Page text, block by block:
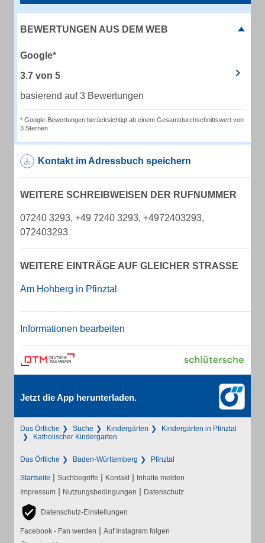
BEWERTUNGEN AUS DEM WEB
Google*
3.7 von 5
basierend auf 3 Bewertungen
* Google-Bewertungen berücksichtigt ab einem Gesamtdurchschnittswert von
3 Sternen
Kontakt im Adressbuch speichern
WEITERE SCHREIBWEISEN DER RUFNUMMER
07240 3293, +49 7240 3293, +4972403293,
072403293
WEITERE EINTRÄGE AUF GLEICHER STRASSE
Am Hohberg in Pfinztal
Informationen bearbeiten
Jetzt die App herunterladen.
Das Örtliche Suche Kindergärten
Kindergärten in Pfinztal
Katholischer Kindergarten
Das Örtliche Baden-Württemberg Pfinztal
Startseite | Suchbegriffe | Kontakt | Inhalte melden
Impressum | Nutzungsbedingungen | Datenschutz
Datenschutz-Einstellungen
Facebook - Fan werden | Auf Instagram folgen